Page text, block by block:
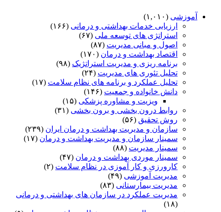
آموزشی (۱,۰۱۰)
ارزیابی خدمات بهداشتی و درمانی (۱۶۶)
استراتژی های توسعه ملی (۶۷)
اصول و مبانی مدیریت (۸۷)
اقتصاد بهداشت و درمان (۱۷۰)
برنامه ریزی و مدیریت استراتژیک (۹۸)
تحلیل تئوری های مدیریت (۲۴)
تحلیل عملکرد و برنامه های نظام سلامت (۱۷)
دانش خانواده و جمعیت (۱۴۶)
ویزیت و مشاوره پزشکی (۱۵)
روابط درون بخشی و برون بخشی (۳۱)
روش تحقیق (۵۶)
سازمان و مدیریت بهداشت و درمان ایران (۲۳۹)
سمینار سازمان و مدیریت بهداشت و درمان (۱۷)
سمینار مدیریت (۸۸)
سمینار موردی بهداشت و درمان (۴۷)
کارورزی و کار آموزی در نظام سلامت (۲)
مدیریت آموزشی (۴۹)
مدیریت بیمارستانی (۸۳)
مدیریت عملکرد در سازمان های بهداشتی و درمانی
(۱۸)